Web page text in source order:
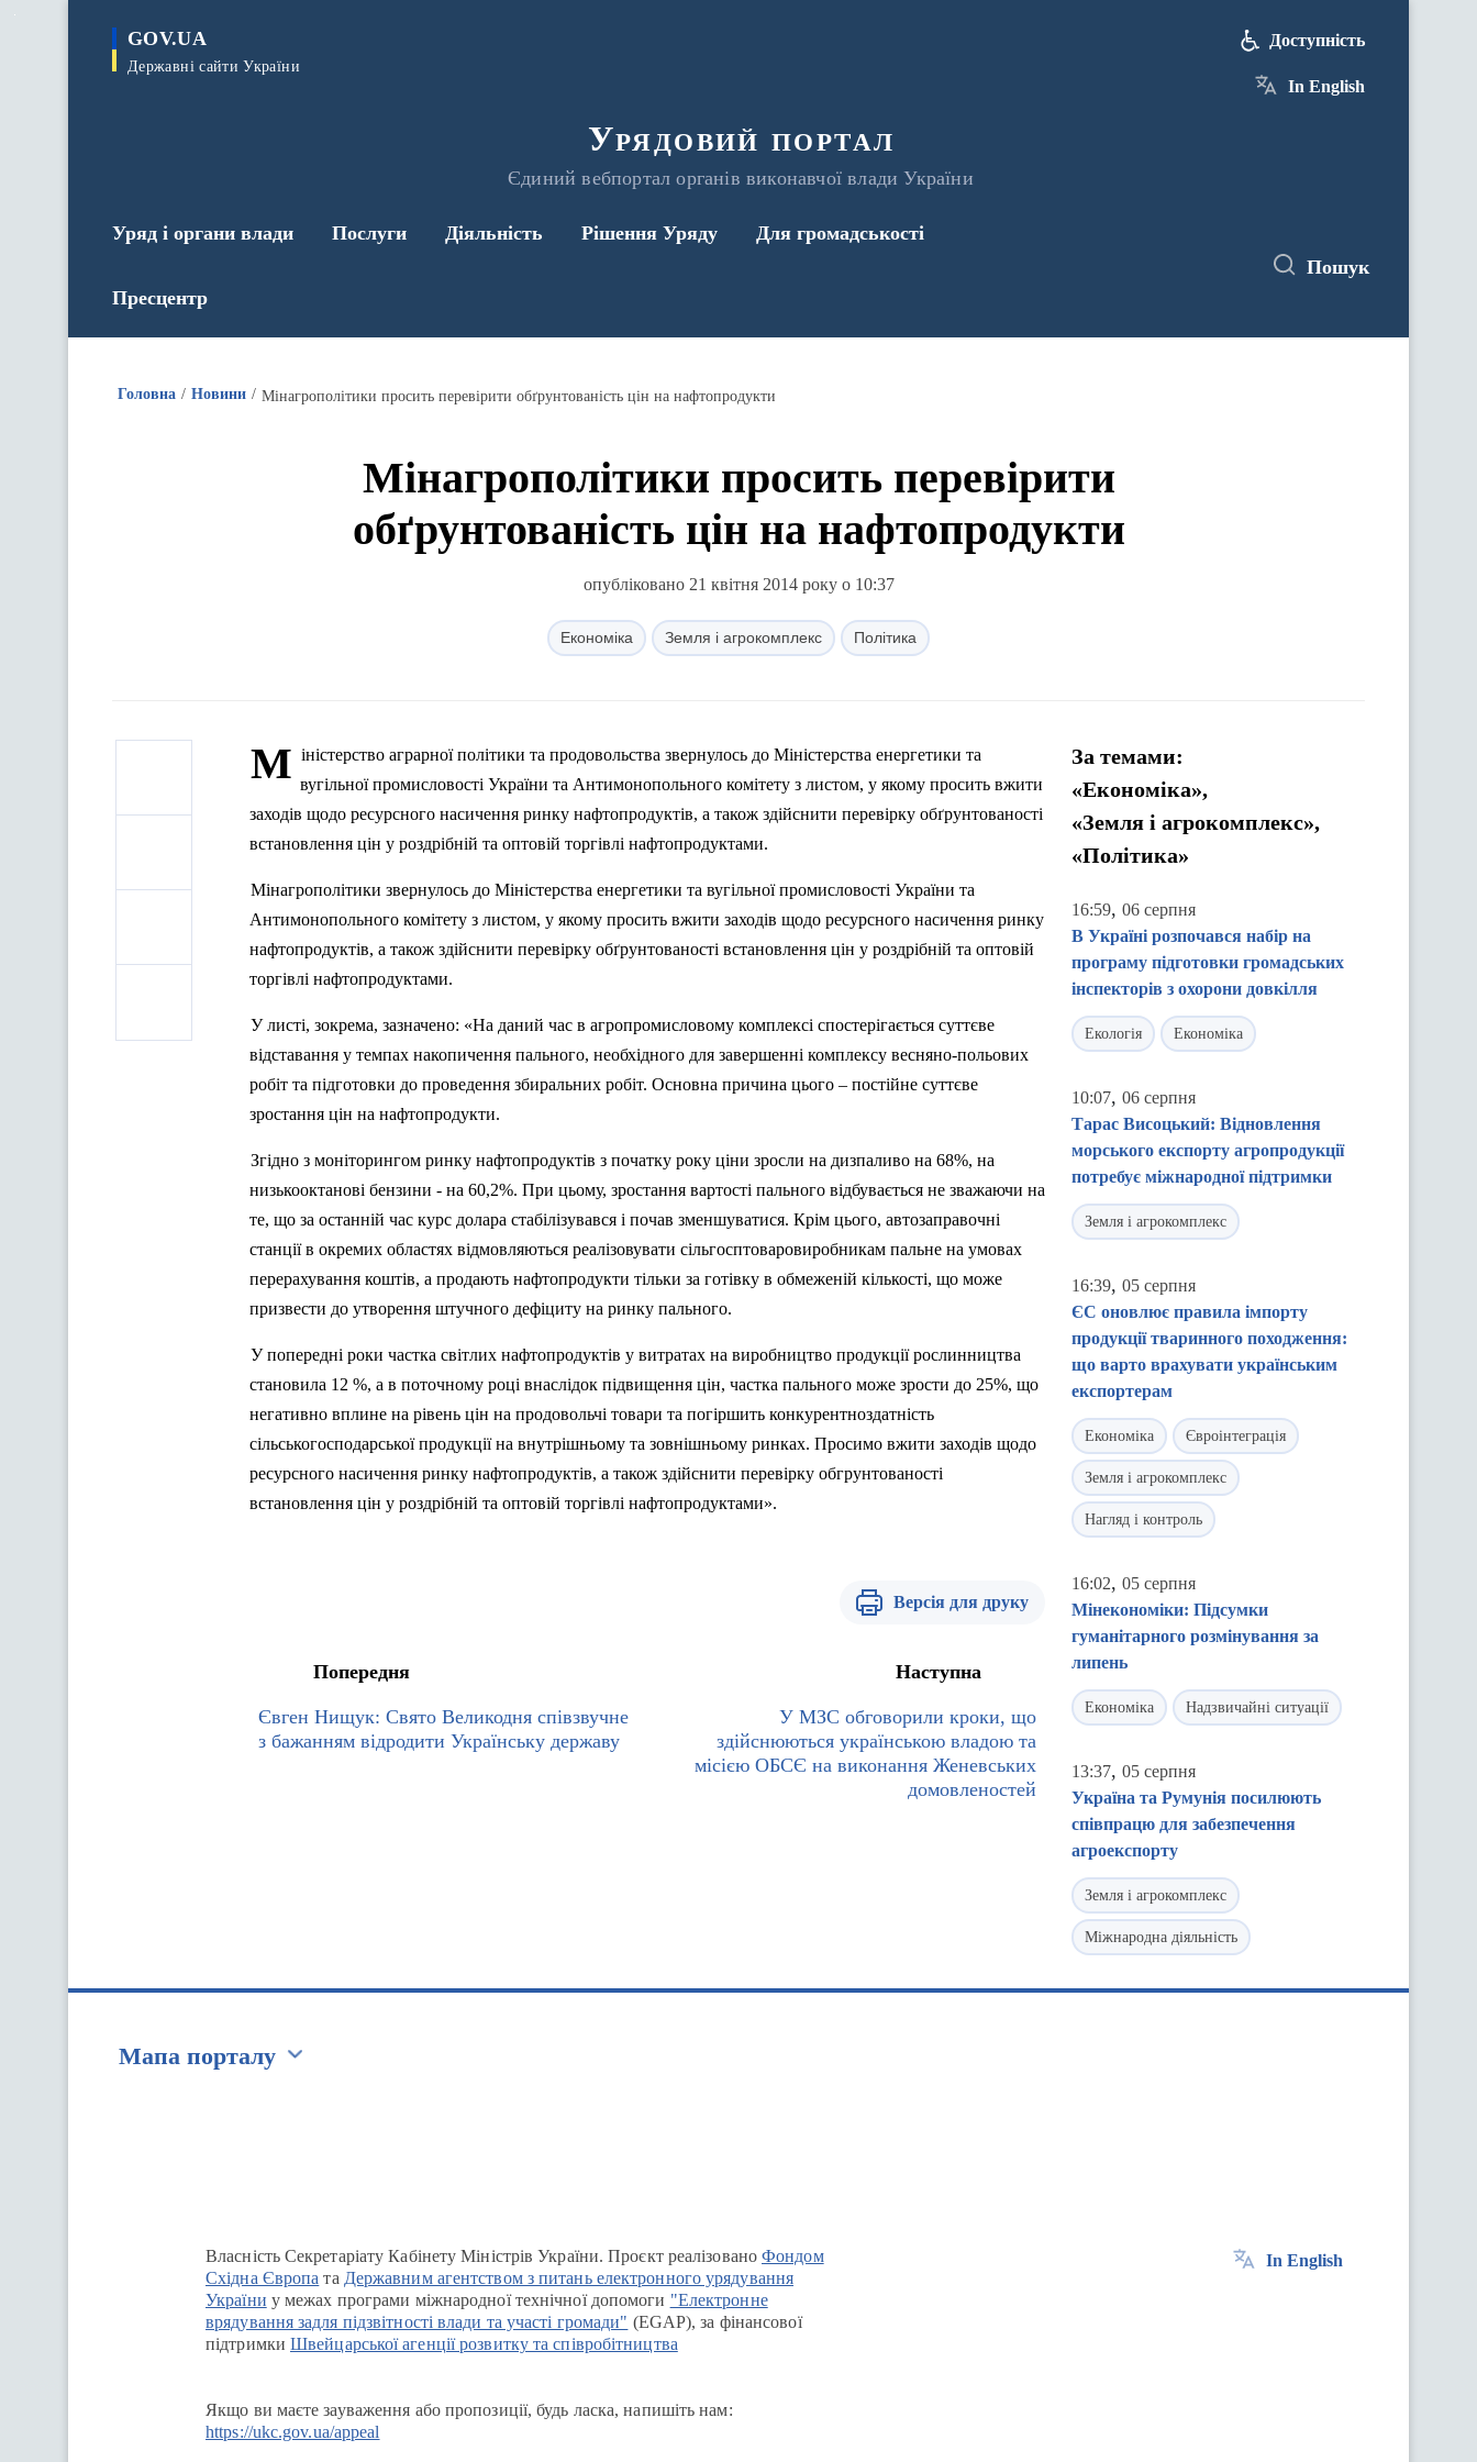
GOV.UA
Державні сайти України
Урядовий портал
Єдиний вебпортал органів виконавчої влади України
Доступність
In English
Уряд і органи влади Послуги Діяльність Рішення Уряду Для громадськості
Пресцентр
Пошук
Головна Новини Мінагрополітики просить перевірити обґрунтованість цін на нафтопродукти
Мінагрополітики просить перевірити
обґрунтованість цін на нафтопродукти
опубліковано 21 квітня 2014 року о 10:37
Економіка Земля і агрокомплекс Політика
М іністерство аграрної політики та продовольства звернулось до Міністерства енергетики та
вугільної промисловості України та Антимонопольного комітету з листом, у якому просить вжити
заходів щодо ресурсного насичення ринку нафтопродуктів, а також здійснити перевірку обґрунтованості
встановлення цін у роздрібній та оптовій торгівлі нафтопродуктами.
Мінагрополітики звернулось до Міністерства енергетики та вугільної промисловості України та
Антимонопольного комітету з листом, у якому просить вжити заходів щодо ресурсного насичення ринку
нафтопродуктів, а також здійснити перевірку обґрунтованості встановлення цін у роздрібній та оптовій
торгівлі нафтопродуктами.
У листі, зокрема, зазначено: «На даний час в агропромисловому комплексі спостерігається суттєве
відставання у темпах накопичення пального, необхідного для завершенні комплексу весняно-польових
робіт та підготовки до проведення збиральних робіт. Основна причина цього – постійне суттєве
зростання цін на нафтопродукти.
Згідно з моніторингом ринку нафтопродуктів з початку року ціни зросли на дизпаливо на 68%, на
низькооктанові бензини - на 60,2%. При цьому, зростання вартості пального відбувається не зважаючи на
те, що за останній час курс долара стабілізувався і почав зменшуватися. Крім цього, автозаправочні
станції в окремих областях відмовляються реалізовувати сільгосптоваровиробникам пальне на умовах
перерахування коштів, а продають нафтопродукти тільки за готівку в обмеженій кількості, що може
призвести до утворення штучного дефіциту на ринку пального.
У попередні роки частка світлих нафтопродуктів у витратах на виробництво продукції рослинництва
становила 12 %, а в поточному році внаслідок підвищення цін, частка пального може зрости до 25%, що
негативно вплине на рівень цін на продовольчі товари та погіршить конкурентноздатність
сільськогосподарської продукції на внутрішньому та зовнішньому ринках. Просимо вжити заходів щодо
ресурсного насичення ринку нафтопродуктів, а також здійснити перевірку обгрунтованості
встановлення цін у роздрібній та оптовій торгівлі нафтопродуктами».
Версія для друку
Попередня
Євген Нищук: Свято Великодня співзвучне
з бажанням відродити Українську державу
Наступна
У МЗС обговорили кроки, що
здійснюються українською владою та
місією ОБСЄ на виконання Женевських
домовленостей
За темами:
«Економіка»,
«Земля і агрокомплекс»,
«Політика»
16:59, 06 серпня
В Україні розпочався набір на
програму підготовки громадських
інспекторів з охорони довкілля
Екологія Економіка
10:07, 06 серпня
Тарас Висоцький: Відновлення
морського експорту агропродукції
потребує міжнародної підтримки
Земля і агрокомплекс
16:39, 05 серпня
ЄС оновлює правила імпорту
продукції тваринного походження:
що варто врахувати українським
експортерам
Економіка Євроінтеграція
Земля і агрокомплекс
Нагляд і контроль
16:02, 05 серпня
Мінекономіки: Підсумки
гуманітарного розмінування за
липень
Економіка Надзвичайні ситуації
13:37, 05 серпня
Україна та Румунія посилюють
співпрацю для забезпечення
агроекспорту
Земля і агрокомплекс
Міжнародна діяльність
Мапа порталу
Власність Секретаріату Кабінету Міністрів України. Проєкт реалізованоФондом
Східна Європа та Державним агентством з питань електронного урядування
України у межах програми міжнародної технічної допомоги "Електронне
врядування задля підзвітності влади та участі громади" (EGAP), за фінансової
підтримки Швейцарської агенції розвитку та співробітництва
Якщо ви маєте зауваження або пропозиції, будь ласка, напишіть нам:
https://ukc.gov.ua/appeal
In English